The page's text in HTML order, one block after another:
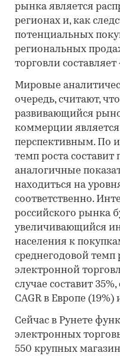
рынка является
регионах и, как
потенциальных
региональных
торговли составляет
Мировые
очередь, считают,
развивающийся
коммерции
перспективным. По
темп роста составит
аналогичные
находиться на
соответственно.
российского рынка
увеличивающийся
населения к
среднегодовой темп
электронной
случае составит
CAGR в Европе (19%)
Сейчас в Рунете
электронных
550 крупных